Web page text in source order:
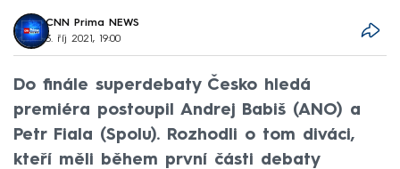
CNN Prima NEWS
3. říj 2021, 19:00
Do finále superdebaty Česko hledá
premiéra postoupil Andrej Babiš (ANO) a
Petr Fiala (Spolu). Rozhodli o tom diváci,
kteří měli během první části debaty